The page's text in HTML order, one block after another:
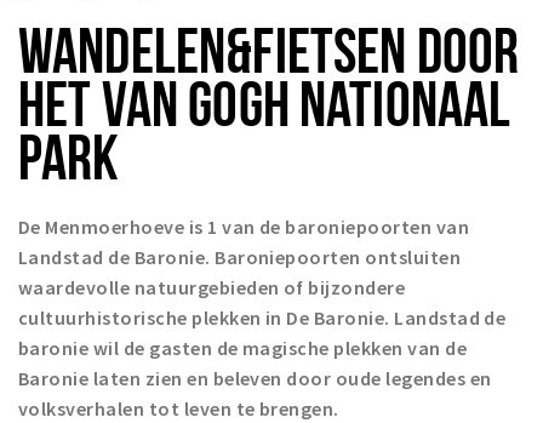
Bezienswaardigheden
Musea, theaters & podia
Uitjes & activiteiten
Natuurgebieden
Sport
Andere City Apps
WANDELEN&FIETSEN DOOR
HET VAN GOGH NATIONAAL
PARK
De Menmoerhoeve is 1 van de baroniepoorten van
Landstad de Baronie. Baroniepoorten ontsluiten
waardevolle natuurgebieden of bijzondere
cultuurhistorische plekken in De Baronie. Landstad de
baronie wil de gasten de magische plekken van de
Baronie laten zien en beleven door oude legendes en
volksverhalen tot leven te brengen.